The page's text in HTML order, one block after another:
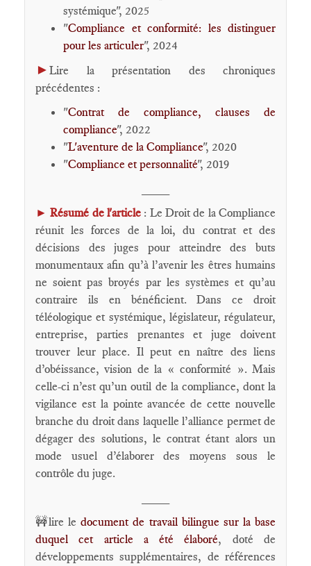
systémique", 2025
"Compliance et conformité: les distinguer
pour les articuler", 2024
► Lire la présentation des chroniques
précédentes :
"Contrat de compliance, clauses de
compliance", 2022
"L'aventure de la Compliance", 2020
"Compliance et personnalité", 2019
►Résumé de l'article : Le Droit de la Compliance
réunit les forces de la loi, du contrat et des
décisions des juges pour atteindre des buts
monumentaux afin qu’à l’avenir les êtres humains
ne soient pas broyés par les systèmes et qu’au
contraire ils en bénéficient. Dans ce droit
téléologique et systémique, législateur, régulateur,
entreprise, parties prenantes et juge doivent
trouver leur place. Il peut en naître des liens
d’obéissance, vision de la « conformité ». Mais
celle-ci n’est qu’un outil de la compliance, dont la
vigilance est la pointe avancée de cette nouvelle
branche du droit dans laquelle l’alliance permet de
dégager des solutions, le contrat étant alors un
mode usuel d’élaborer des moyens sous le
contrôle du juge.
🚧lire ledocument de travail bilingue sur la base
duquel cet article a été élaboré, doté de
développements supplémentaires, de références